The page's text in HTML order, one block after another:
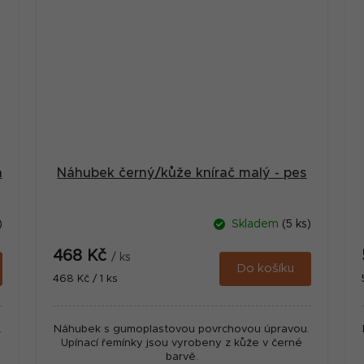
Náhubek černý/kůže knírač malý - pes
Skladem (5 ks)
468 Kč/ ks
Měrná
468 Kč / 1 ks
Do košíku
Náhubek s gumoplastovou povrchovou úpravou.
Upínací řemínky jsou vyrobeny z kůže v černé
barvě.